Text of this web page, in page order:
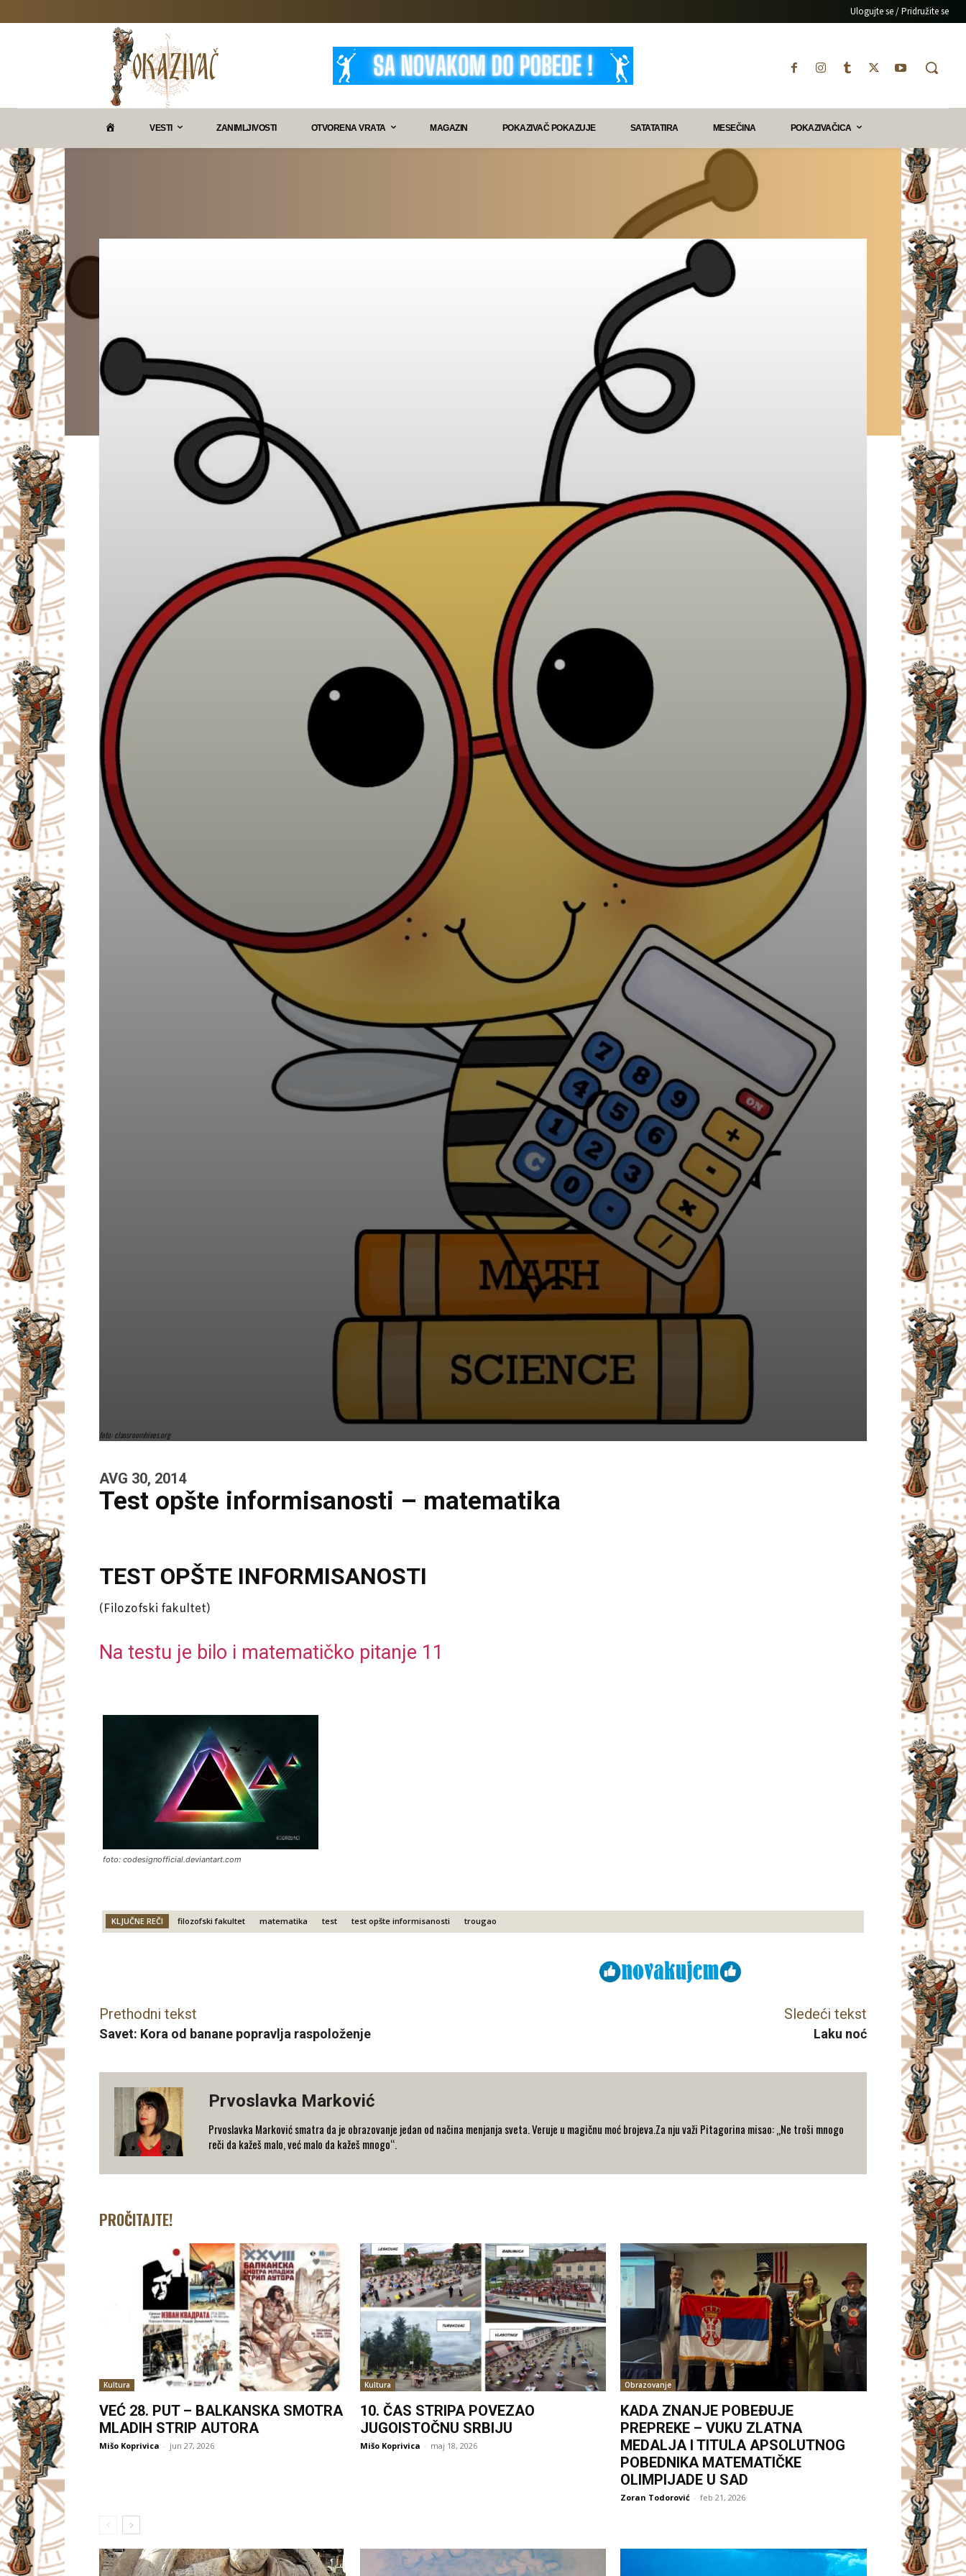
Ulogujte se / Pridružite se
VESTI ZANIMLJIVOSTI OTVORENA VRATA MAGAZIN POKAZIVAČ POKAZUJE SATATATIRA MESEČINA POKAZIVAČICA
foto: classroomhives.org
AVG 30, 2014
Test opšte informisanosti – matematika
TEST OPŠTE INFORMISANOSTI
(Filozofski fakultet)
Na testu je bilo i matematičko pitanje 11
foto: codesignofficial.deviantart.com
KLJUČNE REČI filozofski fakultet matematika test test opšte informisanosti trougao
Prethodni tekst
Savet: Kora od banane popravlja raspoloženje
Sledeći tekst
Laku noć
Prvoslavka Marković
Prvoslavka Marković smatra da je obrazovanje jedan od načina menjanja sveta. Veruje u magičnu moć brojeva.Za nju važi Pitagorina misao: „Ne troši mnogo
reči da kažeš malo, već malo da kažeš mnogo“.
PROČITAJTE!
Kultura
VEĆ 28. PUT – BALKANSKA SMOTRA
MLADIH STRIP AUTORA
Mišo Koprivica - jun 27, 2026
Kultura
10. ČAS STRIPA POVEZAO
JUGOISTOČNU SRBIJU
Mišo Koprivica - maj 18, 2026
Obrazovanje
KADA ZNANJE POBEĐUJE
PREPREKE – VUKU ZLATNA
MEDALJA I TITULA APSOLUTNOG
POBEDNIKA MATEMATIČKE
OLIMPIJADE U SAD
Zoran Todorović - feb 21, 2026